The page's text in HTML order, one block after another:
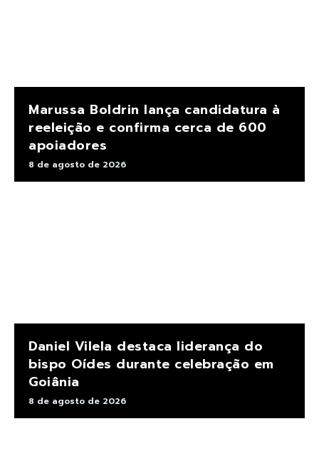
Marussa Boldrin lança candidatura à
reeleição e confirma cerca de 600
apoiadores
8 de agosto de 2026
Daniel Vilela destaca liderança do
bispo Oídes durante celebração em
Goiânia
8 de agosto de 2026